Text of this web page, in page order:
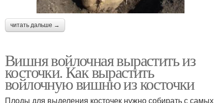
читать дальше →
Вишня войлочная вырастить из
косточки. Как вырастить
войлочную вишню из косточки
Плоды для выделения косточек нужно собирать с самых